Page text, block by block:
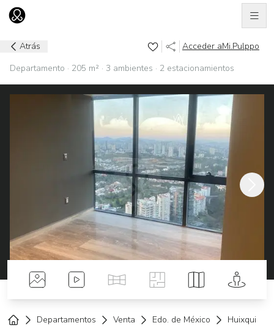
Ir al home
Atrás Acceder aMi.Pulppo
Departamento · 205 m² · 3 ambientes · 2 estacionamientos
Fotos Videos Tour VirtualPlanos Mapa Street
Departamentos Venta Edo. de México